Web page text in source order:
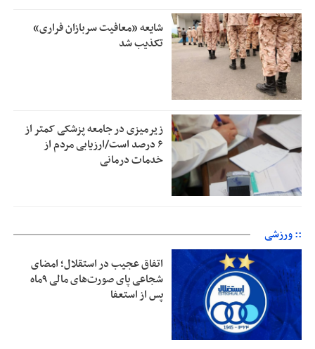
شایعه «معافیت سربازان فراری»
تکذیب شد
زیرمیزی در جامعه پزشکی کمتر از
۶ درصد است/ارزیابی مردم از
خدمات درمانی
:: ورزشی
اتفاق عجیب در استقلال؛ امضای
شجاعی پای صورت‌های مالی ٩ماه
پس از استعفا